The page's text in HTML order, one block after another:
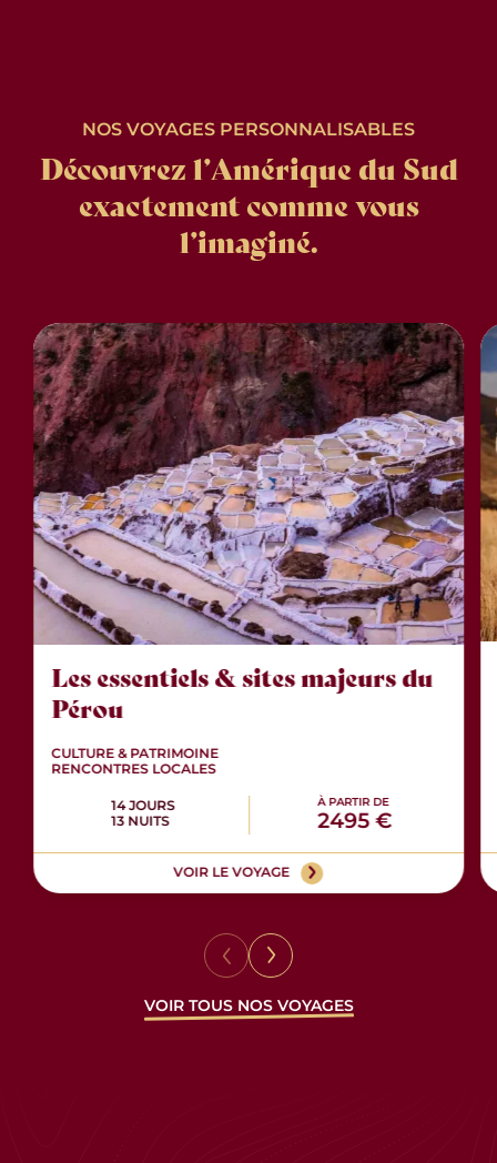
NOS VOYAGES PERSONNALISABLES
Découvrez l’Amérique du Sud
exactement comme vous
l’imaginé.
Les essentiels & sites majeurs du
Pérou
CULTURE & PATRIMOINE
RENCONTRES LOCALES
14 JOURS
13 NUITS
À PARTIR DE
2495 €
VOIR LE VOYAGE
VOIR TOUS NOS VOYAGES